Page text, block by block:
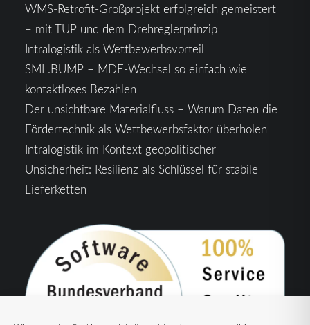
WMS-Retrofit-Großprojekt erfolgreich gemeistert
– mit TUP und dem Drehreglerprinzip
Intralogistik als Wettbewerbsvorteil
SML.BUMP – MDE-Wechsel so einfach wie
kontaktloses Bezahlen
Der unsichtbare Materialfluss – Warum Daten die
Fördertechnik als Wettbewerbsfaktor überholen
Intralogistik im Kontext geopolitischer
Unsicherheit: Resilienz als Schlüssel für stabile
Lieferketten